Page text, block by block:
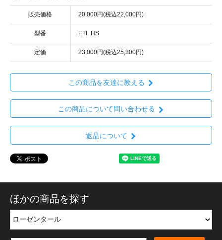
販売価格 20,000円(税込22,000円)
型番 ETL HS
定価 23,000円(税込25,300円)
この商品を友達に教える
この商品について問い合わせる
返品について
ほかの商品を探す